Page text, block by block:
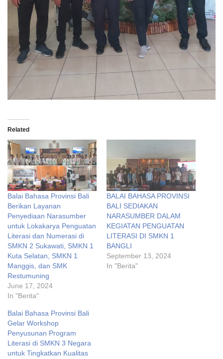
Related
Balai Bahasa Provinsi Bali
Berikan Layanan
Penyediaan Narasumber
untuk Lokakarya Penguatan
Literasi dan Numerasi di
SMKN 2 Sukawati, SMKN 1
Kuta Selatan, SMKN 1
Manggis, dan SMK
Restumuning
June 17, 2024
In "Berita"
BALAI BAHASA PROVINSI
BALI SEDIAKAN
NARASUMBER DALAM
KEGIATAN PENGUATAN
LITERASI DI SMKN 1
BANGLI
September 13, 2024
In "Berita"
Balai Bahasa Provinsi Bali
Gelar Workshop
Penyusunan Program
Literasi di SMKN 3 Negara
untuk Tingkatkan Kualitas